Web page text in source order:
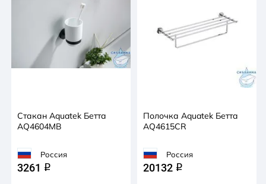
Стакан Aquatek Бетта
AQ4604MB
Россия
3261 q
Полочка Aquatek Бетта
AQ4615CR
Россия
20132 q